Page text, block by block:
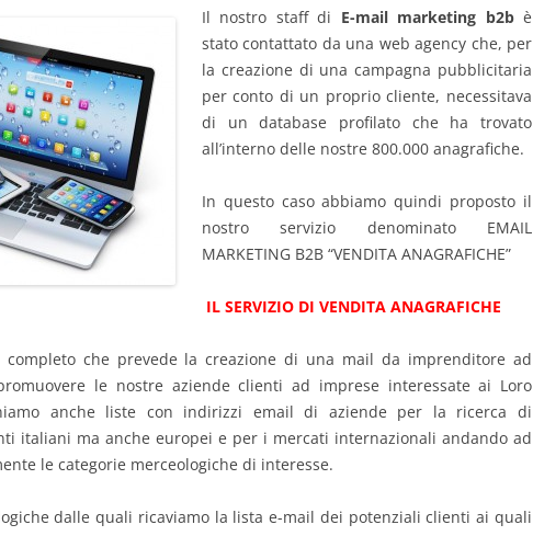
Il nostro staff di E-mail marketing b2bè
stato contattato da una web agency che, per
la creazione di una campagna pubblicitaria
per conto di un proprio cliente, necessitava
di un database profilato che ha trovato
all’interno delle nostre 800.000 anagrafiche.
In questo caso abbiamo quindi proposto il
nostro servizio denominato EMAIL
MARKETING B2B “VENDITA ANAGRAFICHE”
IL SERVIZIO DI VENDITA ANAGRAFICHE
che prevede la creazione di una mail da imprenditore ad
le nostre aziende clienti ad imprese interessate ai Loro
anche liste con indirizzi email di aziende per la ricerca di
italiani ma anche europei e per i mercati internazionali andando ad
le categorie merceologiche di interesse.
dalle quali ricaviamo la lista e-mail dei potenziali clienti ai quali